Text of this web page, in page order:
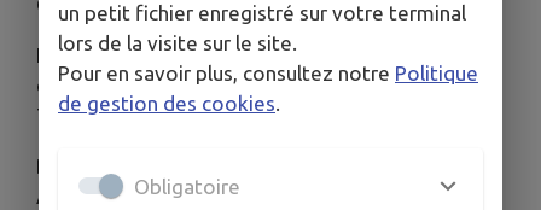
Nous parcourrons la ville témoin de la splendeur
des ducs de Bourgogne et le quartier des
Tanneurs.
Dole est aussi l'amie du chat perché cher à Marcel
Aymé.
un petit fichier enregistré sur votre terminal
lors de la visite sur le site.
Pour en savoir plus, consultez notre Politique
de gestion des cookies.
Obligatoire